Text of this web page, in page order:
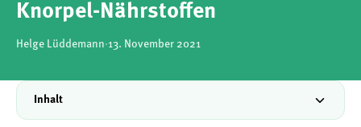
Knorpel-Nährstoffen
Helge Lüddemann·13. November 2021
Inhalt